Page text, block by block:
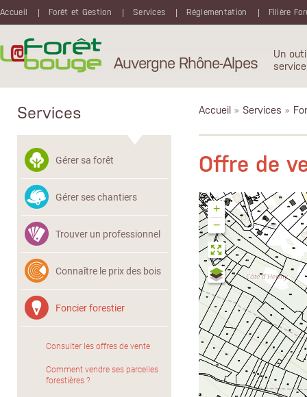
Accueil
Forêt et Gestion Services Réglementation Filière
Auvergne Rhône-Alpes
Un
Services
Gérer sa forêt
Gérer ses chantiers
Trouver un professionnel
Connaître le prix des bois
Foncier forestier
Consulter les offres de vente
Comment vendre ses parcelles
forestières ?
Accueil » Services »
Offre de
+
−